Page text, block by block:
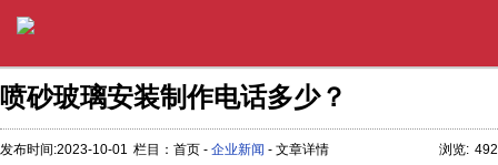
喷砂玻璃安装制作电话多少？
发布时间:2023-10-01 栏目：首页 - 企业新闻 - 文章详情 浏览: 492